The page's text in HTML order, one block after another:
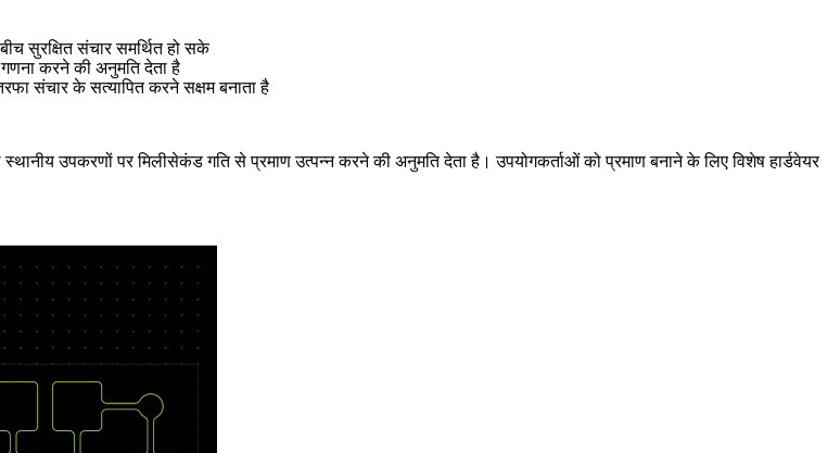
सुरक्षित संचार समर्थित हो सके
करने की अनुमति देता है
संचार के सत्यापित करने सक्षम बनाता है
उपकरणों पर मिलीसेकंड गति से प्रमाण उत्पन्न करने की अनुमति देता है। उपयोगकर्ताओं को प्रमाण बनाने के लिए विशेष हार्डवेयर